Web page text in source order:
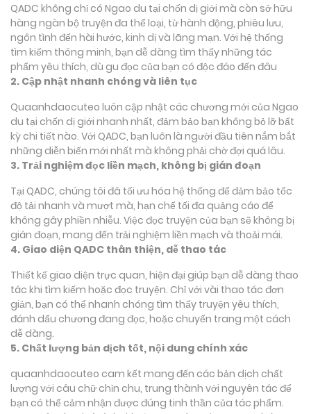
QADC không chỉ có Ngao du tại chốn dị giới mà còn sở hữu
hàng ngàn bộ truyện đa thể loại, từ hành động, phiêu lưu,
ngôn tình đến hài hước, kinh dị và lãng mạn. Với hệ thống
tìm kiếm thông minh, bạn dễ dàng tìm thấy những tác
phẩm yêu thích, dù gu đọc của bạn có độc đáo đến đâu
2. Cập nhật nhanh chóng và liên tục
Quaanhdaocuteo luôn cập nhật các chương mới của Ngao
du tại chốn dị giới nhanh nhất, đảm bảo bạn không bỏ lỡ bất
kỳ chi tiết nào. Với QADC, bạn luôn là người đầu tiên nắm bắt
những diễn biến mới nhất mà không phải chờ đợi quá lâu.
3. Trải nghiệm đọc liền mạch, không bị gián đoạn
Tại QADC, chúng tôi đã tối ưu hóa hệ thống để đảm bảo tốc
độ tải nhanh và mượt mà, hạn chế tối đa quảng cáo để
không gây phiền nhiễu. Việc đọc truyện của bạn sẽ không bị
gián đoạn, mang đến trải nghiệm liền mạch và thoải mái.
4. Giao diện QADC thân thiện, dễ thao tác
Thiết kế giao diện trực quan, hiện đại giúp bạn dễ dàng thao
tác khi tìm kiếm hoặc đọc truyện. Chỉ với vài thao tác đơn
giản, bạn có thể nhanh chóng tìm thấy truyện yêu thích,
đánh dấu chương đang đọc, hoặc chuyển trang một cách
dễ dàng.
5. Chất lượng bản dịch tốt, nội dung chính xác
quaanhdaocuteo cam kết mang đến các bản dịch chất
lượng với câu chữ chỉn chu, trung thành với nguyên tác để
bạn có thể cảm nhận được đúng tinh thần của tác phẩm.